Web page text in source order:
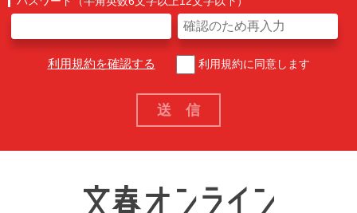
利用規約を確認する 利用規約に同意します